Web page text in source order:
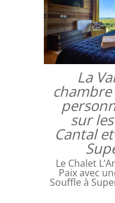
La
sur
Cantal
Le Chalet
Paix avec
Souffle à